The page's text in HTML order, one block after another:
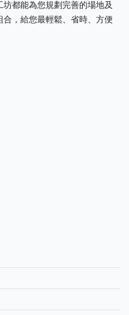
都能為您規劃完善的場地及
，給您最輕鬆、省時、方便